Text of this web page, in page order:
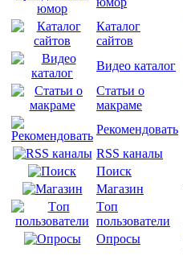
Каталог
сайтов
Видео каталог
Статьи о
макраме
Рекомендовать
RSS каналы
Поиск
Магазин
Tоп
пользователи
Опросы